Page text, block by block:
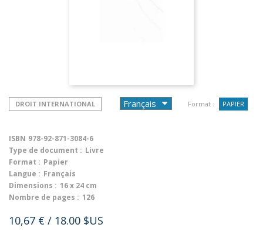
DROIT INTERNATIONAL Format : PAPIER
ISBN 978-92-871-3084-6
Type de document : Livre
Format : Papier
Langue : Français
Dimensions : 16 x 24 cm
Nombre de pages : 126
10,67 € / 18.00 $US